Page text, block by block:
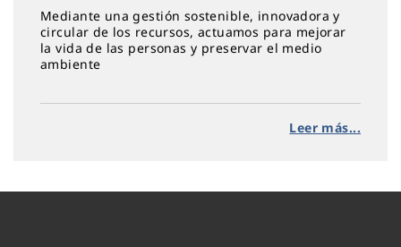
Mediante una gestión sostenible, innovadora y
circular de los recursos, actuamos para mejorar
la vida de las personas y preservar el medio
ambiente
Leer más...